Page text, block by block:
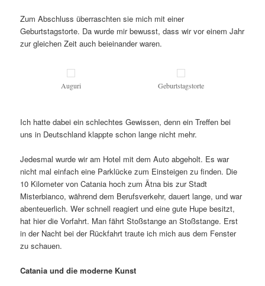
Zum Abschluss überraschten sie mich mit einer
Geburtstagstorte. Da wurde mir bewusst, dass wir vor einem Jahr
zur gleichen Zeit auch beieinander waren.
Auguri Geburtstagstorte
Ich hatte dabei ein schlechtes Gewissen, denn ein Treffen bei
uns in Deutschland klappte schon lange nicht mehr.
Jedesmal wurde wir am Hotel mit dem Auto abgeholt. Es war
nicht mal einfach eine Parklücke zum Einsteigen zu finden. Die
10 Kilometer von Catania hoch zum Ätna bis zur Stadt
Misterbianco, während dem Berufsverkehr, dauert lange, und war
abenteuerlich. Wer schnell reagiert und eine gute Hupe besitzt,
hat hier die Vorfahrt. Man fährt Stoßstange an Stoßstange. Erst
in der Nacht bei der Rückfahrt traute ich mich aus dem Fenster
zu schauen.
Catania und die moderne Kunst